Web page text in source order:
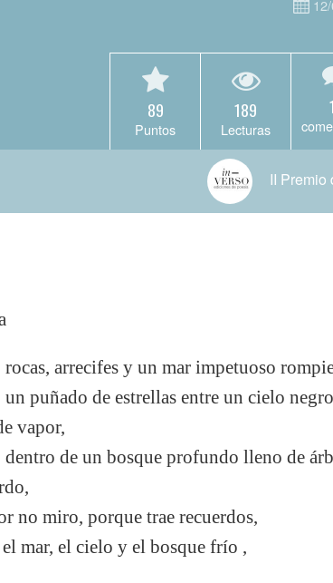
89
Puntos
189
Lecturas
II Premio
arrecifes y un mar impetuoso
puñado de estrellas entre un cielo
vapor,
de un bosque profundo lleno de
no miro, porque trae recuerdos,
mar, el cielo y el bosque frío ,